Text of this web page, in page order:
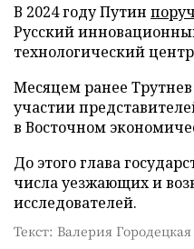
В 2024 году Путин
Русский
технологический
Месяцем ранее Трутнев
участии
в Восточном
До этого глава
числа уезжающих и
исследователей.
Текст: Валерия Городецкая